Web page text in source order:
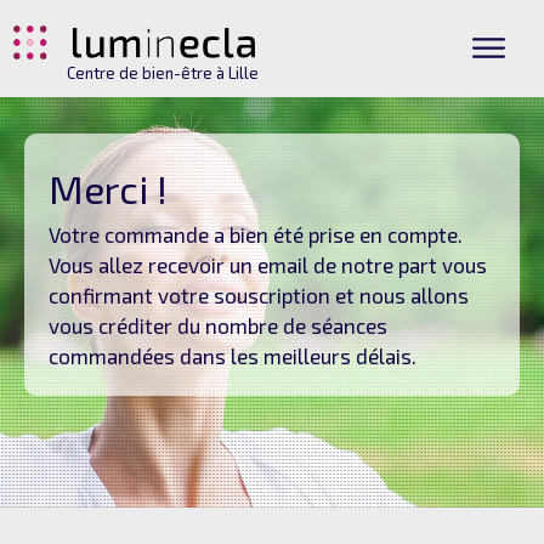
Centre de bien-être à Lille
Merci !
Votre commande a bien été prise en compte.
Vous allez recevoir un email de notre part vous
confirmant votre souscription et nous allons
vous créditer du nombre de séances
commandées dans les meilleurs délais.